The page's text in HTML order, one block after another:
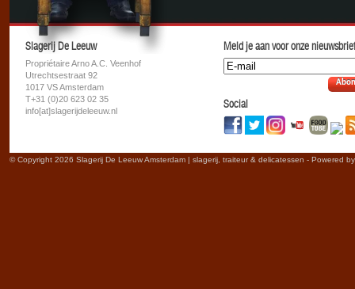
Slagerij De Leeuw
Propriétaire Arno A.C. Veenhof
Utrechtsestraat 92
1017 VS Amsterdam
T+31 (0)20 623 02 35
info[at]slagerijdeleeuw.nl
Meld je aan voor onze
Social
© Copyright 2026 Slagerij De Leeuw Amsterdam | slagerij, traiteur & delicatessen - Powered